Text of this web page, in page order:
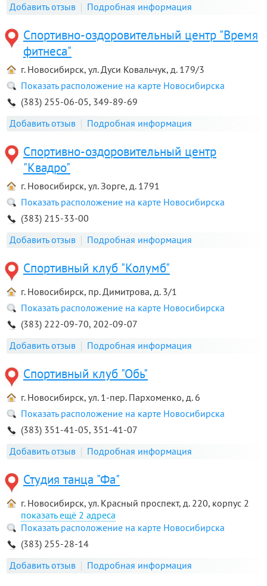
Добавить отзыв
Подробная информация
Спортивно-оздоровительный центр "Время
фитнеса"
г. Новосибирск, ул. Дуси Ковальчук, д. 179/3
Показать расположение на карте Новосибирска
(383) 255-06-05, 349-89-69
Добавить отзыв
Подробная информация
Спортивно-оздоровительный центр
"Квадро"
г. Новосибирск, ул. Зорге, д. 1791
Показать расположение на карте Новосибирска
(383) 215-33-00
Добавить отзыв
Подробная информация
Спортивный клуб "Колумб"
г. Новосибирск, пр. Димитрова, д. 3/1
Показать расположение на карте Новосибирска
(383) 222-09-70, 202-09-07
Добавить отзыв
Подробная информация
Спортивный клуб "Обь"
г. Новосибирск, ул. 1-пер. Пархоменко, д. 6
Показать расположение на карте Новосибирска
(383) 351-41-05, 351-41-07
Добавить отзыв
Подробная информация
Студия танца "Фа"
г. Новосибирск, ул. Красный проспект, д. 220, корпус 2
2 адреса
Показать расположение на карте Новосибирска
(383) 255-28-14
Добавить отзыв
Подробная информация